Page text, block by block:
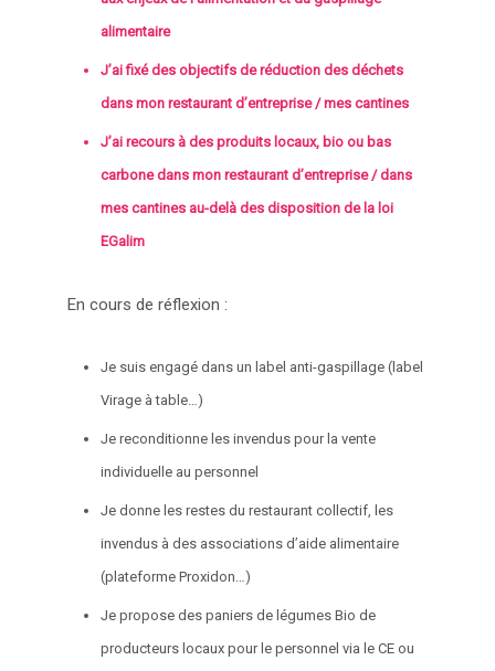
alimentaire
J’ai fixé des objectifs de réduction des déchets
dans mon restaurant d’entreprise / mes cantines
J’ai recours à des produits locaux, bio ou bas
carbone dans mon restaurant d’entreprise / dans
mes cantines au-delà des disposition de la loi
EGalim
En cours de réflexion :
Je suis engagé dans un label anti-gaspillage (label
Virage à table…)
Je reconditionne les invendus pour la vente
individuelle au personnel
Je donne les restes du restaurant collectif, les
invendus à des associations d’aide alimentaire
(plateforme Proxidon…)
Je propose des paniers de légumes Bio de
producteurs locaux pour le personnel via le CE ou